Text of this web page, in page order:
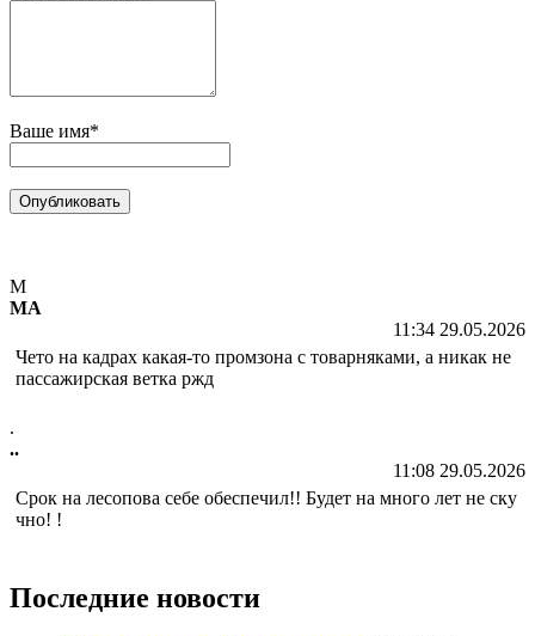
Ваше имя*
М
МА
11:34 29.05.2026
Чето на кадрах какая-то промзона с товарняками, а никак не
пассажирская ветка ржд
.
..
11:08 29.05.2026
Срок на лесопова себе обеспечил!! Будет на много лет не ску
чно! !
Последние новости